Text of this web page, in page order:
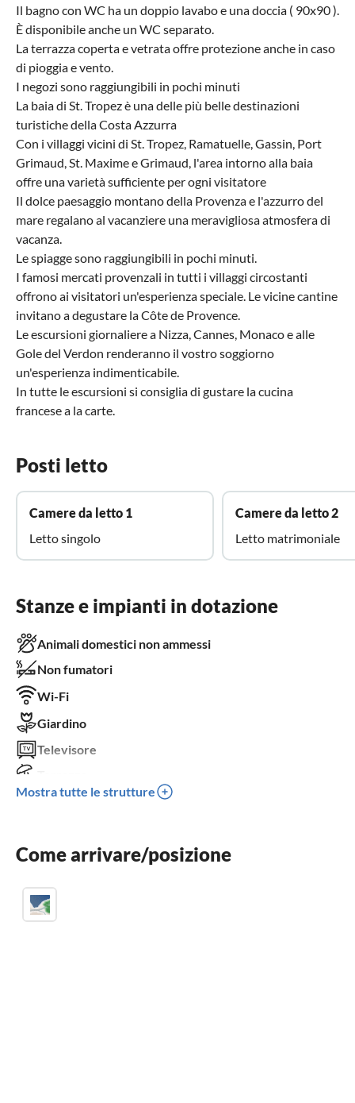
Il bagno con WC ha un doppio lavabo e una doccia ( 90x90 ).
È disponibile anche un WC separato.
La terrazza coperta e vetrata offre protezione anche in caso
di pioggia e vento.
I negozi sono raggiungibili in pochi minuti
La baia di St. Tropez è una delle più belle destinazioni
turistiche della Costa Azzurra
Con i villaggi vicini di St. Tropez, Ramatuelle, Gassin, Port
Grimaud, St. Maxime e Grimaud, l'area intorno alla baia
offre una varietà sufficiente per ogni visitatore
Il dolce paesaggio montano della Provenza e l'azzurro del
mare regalano al vacanziere una meravigliosa atmosfera di
vacanza.
Le spiagge sono raggiungibili in pochi minuti.
I famosi mercati provenzali in tutti i villaggi circostanti
offrono ai visitatori un'esperienza speciale. Le vicine cantine
invitano a degustare la Côte de Provence.
Le escursioni giornaliere a Nizza, Cannes, Monaco e alle
Gole del Verdon renderanno il vostro soggiorno
un'esperienza indimenticabile.
In tutte le escursioni si consiglia di gustare la cucina
francese a la carte.
Posti letto
Camere da letto 1
Letto singolo
Camere da letto 2
Letto matrimoniale
Stanze e impianti in dotazione
Animali domestici non ammessi
Non fumatori
Wi-Fi
Giardino
Televisore
Lavastoviglie
Lettino per bambini
Mostra tutte le strutture
Come arrivare/posizione